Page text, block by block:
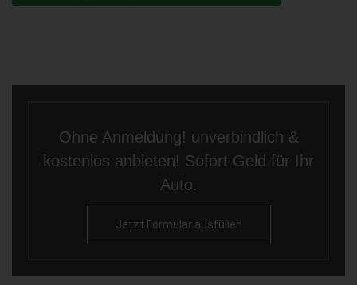
Ohne Anmeldung! unverbindlich &
kostenlos anbieten! Sofort Geld für Ihr
Auto.
Jetzt Formular ausfüllen